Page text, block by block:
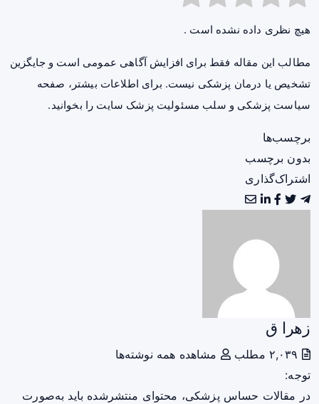
هیچ نظری داده نشده است .
مطالب این مقاله فقط برای افزایش آگاهی عمومی است و جایگزین
تشخیص یا درمان پزشکی نیست. برای اطلاعات بیشتر، صفحه
سیاست پزشکی و سلب مسئولیت پزشک سایت را بخوانید.
برچسب‌ها
بدون برچسب
اشتراک‌گذاری
زهرا ق
مشاهده همه نوشته‌ها
توجه:
در مقالات حساس پزشکی، محتوای منتشرشده باید به‌صورت